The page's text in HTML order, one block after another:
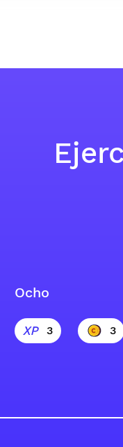
Ocho
3 3